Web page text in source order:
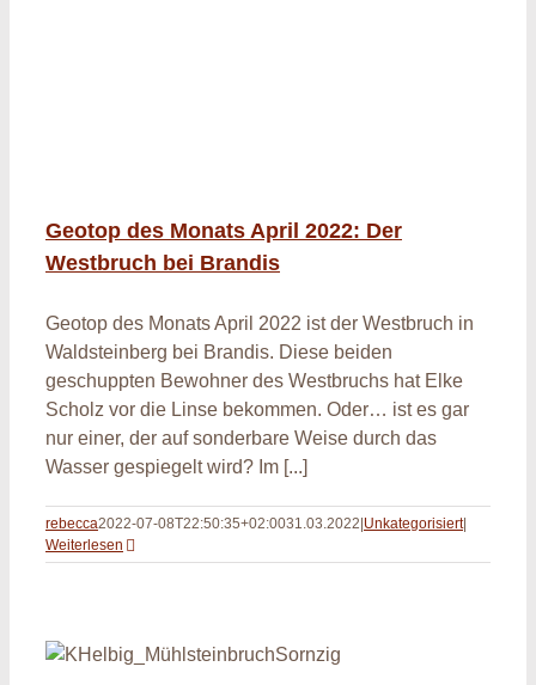
Geotop des Monats April 2022: Der
Westbruch bei Brandis
Geotop des Monats April 2022 ist der Westbruch in
Waldsteinberg bei Brandis. Diese beiden
geschuppten Bewohner des Westbruchs hat Elke
Scholz vor die Linse bekommen. Oder… ist es gar
nur einer, der auf sonderbare Weise durch das
Wasser gespiegelt wird? Im [...]
rebecca2022-07-08T22:50:35+02:0031.03.2022|Unkategorisiert|
Weiterlesen